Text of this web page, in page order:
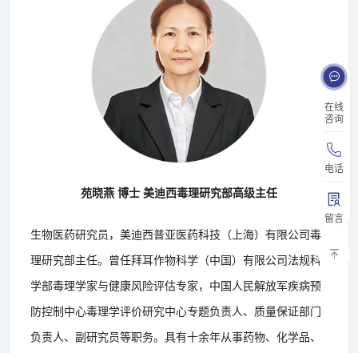
在线
咨询
电话
留言
苑晓燕 博士 美迪西毒理研究部高级主任
生物医药研究员，美迪西普亚医药科技（上海）有限公司毒
理研究部主任。曾任拜耳作物科学（中国）有限公司法规科
学部毒理学家与健康风险评估专家，中国人民解放军疾病预
防控制中心毒理学评价研究中心专题负责人、质量保证部门
负责人、副研究员等职务。具有十余年从事药物、化学品、